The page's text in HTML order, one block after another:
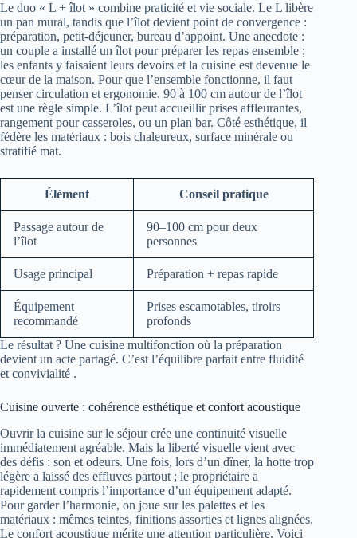
Le duo « L + îlot » combine praticité et vie sociale. Le L libère
un pan mural, tandis que l’îlot devient point de convergence :
préparation, petit-déjeuner, bureau d’appoint. Une anecdote :
un couple a installé un îlot pour préparer les repas ensemble ;
les enfants y faisaient leurs devoirs et la cuisine est devenue le
cœur de la maison. Pour que l’ensemble fonctionne, il faut
penser circulation et ergonomie. 90 à 100 cm autour de l’îlot
est une règle simple. L’îlot peut accueillir prises affleurantes,
rangement pour casseroles, ou un plan bar. Côté esthétique, il
fédère les matériaux : bois chaleureux, surface minérale ou
stratifié mat.
Élément Conseil pratique
Passage autour de
l’îlot
90–100 cm pour deux
personnes
Usage principal Préparation + repas rapide
Équipement
recommandé
Prises escamotables, tiroirs
profonds
Le résultat ? Une cuisine multifonction où la préparation
devient un acte partagé. C’est l’équilibre parfait entre fluidité
et convivialité .
Cuisine ouverte : cohérence esthétique et confort acoustique
Ouvrir la cuisine sur le séjour crée une continuité visuelle
immédiatement agréable. Mais la liberté visuelle vient avec
des défis : son et odeurs. Une fois, lors d’un dîner, la hotte trop
légère a laissé des effluves partout ; le propriétaire a
rapidement compris l’importance d’un équipement adapté.
Pour garder l’harmonie, on joue sur les palettes et les
matériaux : mêmes teintes, finitions assorties et lignes alignées.
Le confort acoustique mérite une attention particulière. Voici